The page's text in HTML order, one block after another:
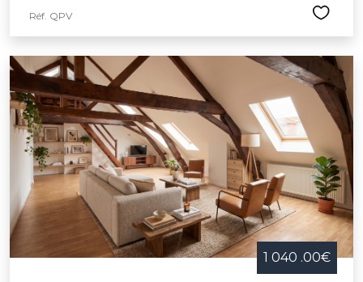
Réf. QPV
1 040 .00€